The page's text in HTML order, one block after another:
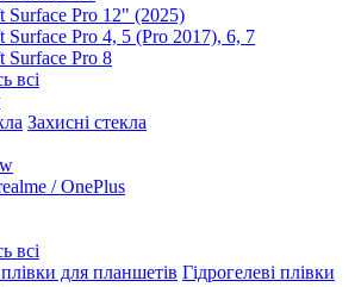
Surface Pro 12" (2025)
Surface Pro 4, 5 (Pro 2017), 6, 7
Surface Pro 8
всі
Захисні стекла
/ OnePlus
всі
Гідрогелеві плівки